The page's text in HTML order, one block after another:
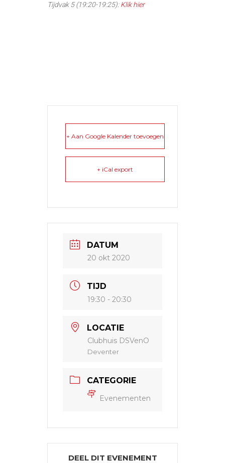
Tijdvak 5 (19:20-19:25):Klik hier
+ Aan Google Kalender toevoegen
+ iCal export
DATUM
20 okt 2020
TIJD
19:30 - 20:30
LOCATIE
Clubhuis DSVenO
Deventer
CATEGORIE
Evenementen
DEEL DIT EVENEMENT